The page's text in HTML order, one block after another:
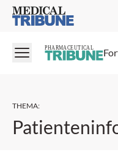
Medical Tribune
PHARMACEUTICAL
THEMA: